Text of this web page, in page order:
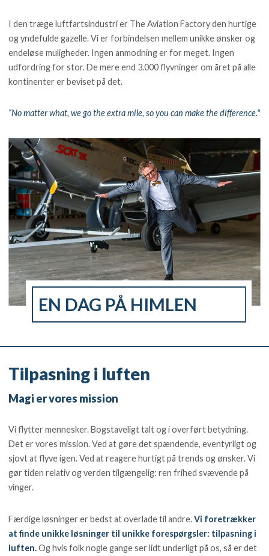
I den træge luftfartsindustri er The Aviation Factory den hurtige
og yndefulde gazelle. Vi er forbindelsen mellem unikke ønsker og
endeløse muligheder. Ingen anmodning er for meget. Ingen
udfordring for stor. De mere end 3.000 flyvninger om året på alle
kontinenter er beviset på det.
“No matter what, we go the extra mile, so you can make the difference."
EN DAG PÅ HIMLEN
Tilpasning i luften
Magi er vores mission
Vi flytter mennesker. Bogstaveligt talt og i overført betydning.
Det er vores mission. Ved at gøre det spændende, eventyrligt og
sjovt at flyve igen. Ved at reagere hurtigt på trends og ønsker. Vi
gør tiden relativ og verden tilgængelig: ren frihed svævende på
vinger.
Færdige løsninger er bedst at overlade til andre.Vi foretrækker
at finde unikke løsninger til unikke forespørgsler: tilpasning i
luften.Og hvis folk nogle gange ser lidt underligt på os, så er det